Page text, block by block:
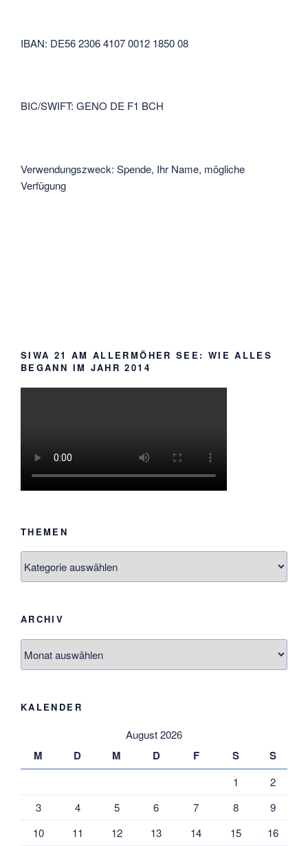
IBAN: DE56 2306 4107 0012 1850 08
BIC/SWIFT: GENO DE F1 BCH
Verwendungszweck: Spende, Ihr Name, mögliche
Verfügung
SIWA 21 AM ALLERMÖHER SEE: WIE ALLES
BEGANN IM JAHR 2014
THEMEN
ARCHIV
KALENDER
August 2026
M D M D F S S
1
2
3
4 5 6 7 8
9
10
11 12 13 14 15
16